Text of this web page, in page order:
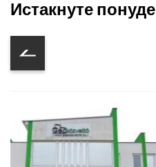
Истакнуте понуде